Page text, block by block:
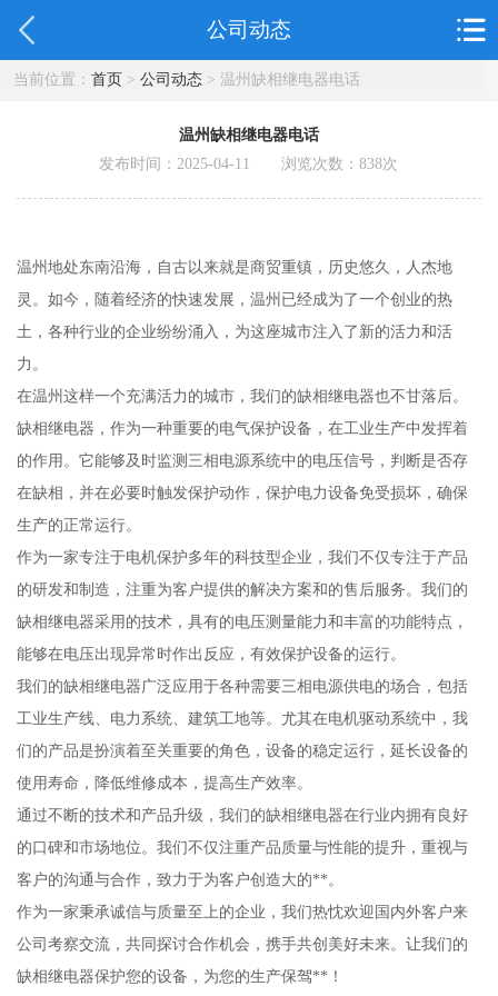
公司动态
当前位置： 首页> 公司动态> 温州缺相继电器电话
温州缺相继电器电话
发布时间：2025-04-11 浏览次数：838次
温州地处东南沿海，自古以来就是商贸重镇，历史悠久，人杰地
灵。如今，随着经济的快速发展，温州已经成为了一个创业的热
土，各种行业的企业纷纷涌入，为这座城市注入了新的活力和活
力。
在温州这样一个充满活力的城市，我们的缺相继电器也不甘落后。
缺相继电器，作为一种重要的电气保护设备，在工业生产中发挥着
的作用。它能够及时监测三相电源系统中的电压信号，判断是否存
在缺相，并在必要时触发保护动作，保护电力设备免受损坏，确保
生产的正常运行。
作为一家专注于电机保护多年的科技型企业，我们不仅专注于产品
的研发和制造，注重为客户提供的解决方案和的售后服务。我们的
缺相继电器采用的技术，具有的电压测量能力和丰富的功能特点，
能够在电压出现异常时作出反应，有效保护设备的运行。
我们的缺相继电器广泛应用于各种需要三相电源供电的场合，包括
工业生产线、电力系统、建筑工地等。尤其在电机驱动系统中，我
们的产品是扮演着至关重要的角色，设备的稳定运行，延长设备的
使用寿命，降低维修成本，提高生产效率。
通过不断的技术和产品升级，我们的缺相继电器在行业内拥有良好
的口碑和市场地位。我们不仅注重产品质量与性能的提升，重视与
客户的沟通与合作，致力于为客户创造大的**。
作为一家秉承诚信与质量至上的企业，我们热忱欢迎国内外客户来
公司考察交流，共同探讨合作机会，携手共创美好未来。让我们的
缺相继电器保护您的设备，为您的生产保驾**！